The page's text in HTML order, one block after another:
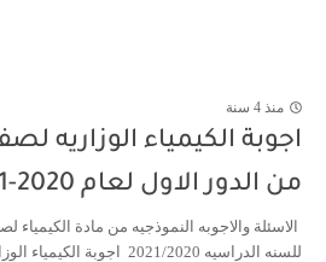
منذ 4 سنة
اجوبة الكيمياء الوزاريه
من الدور الاول لعام 2020-2021
الاسئلة والاجوبه النموذجيه من مادة
للسنه الدراسيه 2021/2020 اجوبة الكيمياء الوزاريه لصف الثالث مت...